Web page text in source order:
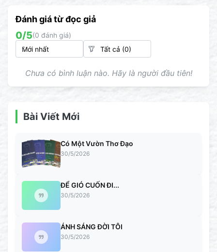
Đánh giá từ đọc giả
0/5(0 đánh giá)
Chưa có bình luận nào. Hãy là người đầu tiên!
Bài Viết Mới
Có Một Vườn Thơ Đạo
30/5/2026
ĐỂ GIÓ CUỐN ĐI...
30/5/2026
ÁNH SÁNG ĐỜI TÔI
30/5/2026